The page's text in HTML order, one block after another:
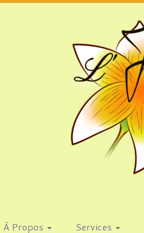
À Propos Services